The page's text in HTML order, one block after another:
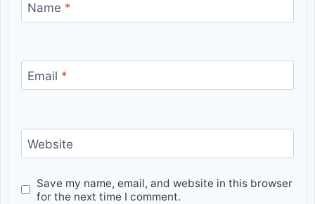
Name *
Email *
Website
Save my name, email, and website in this browser
for the next time I comment.